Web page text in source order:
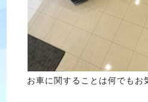
お車に関することは何でもお